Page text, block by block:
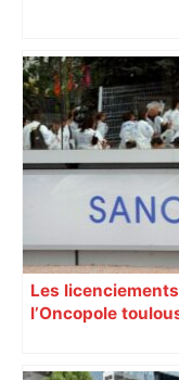
Un tilleul
Toulouse "afin
chute sur la
arbres seront
ladepeche.fr
Les
l’Oncopole